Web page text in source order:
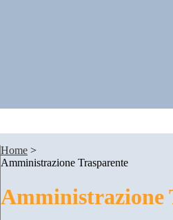
Home >
Amministrazione Trasparente
Amministrazione